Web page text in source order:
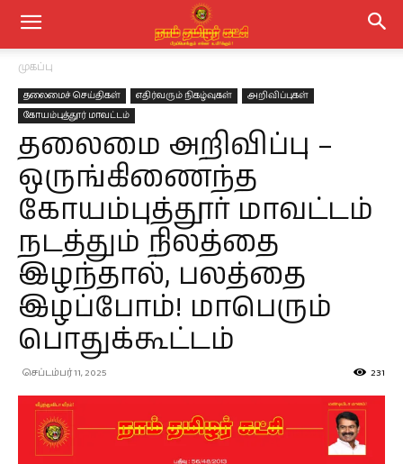
முகப்பு
தலைமைச் செய்திகள் எதிர்வரும் நிகழ்வுகள்
அறிவிப்புகள்
கோயம்புத்தூர் மாவட்டம்
தலைமை அறிவிப்பு –
ஒருங்கிணைந்த
கோயம்புத்தூர் மாவட்டம்
நடத்தும் நிலத்தை
இழந்தால், பலத்தை
இழப்போம்! மாபெரும்
பொதுக்கூட்டம்
செப்டம்பர் 11, 2025 231